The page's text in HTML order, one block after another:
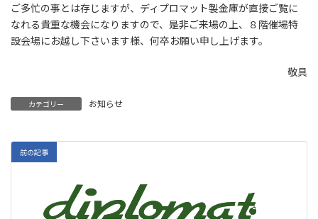
ご多忙の事とは存じますが、ディプロマット製金庫が直接ご覧に
なれる貴重な機会になりますので、是非ご来場の上、８階催場特
設会場にお越し下さいます様、何卒お願い申し上げます。
敬具
カテゴリー お知らせ
前の記事